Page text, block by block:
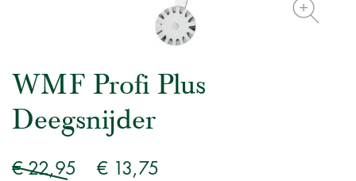
WMF Profi Plus
Deegsnijder
€ 22,95 € 13,75